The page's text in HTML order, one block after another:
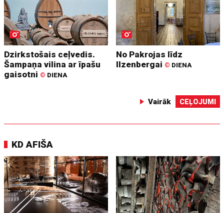
Dzirkstošais ceļvedis.
Šampaņa vilina ar īpašu
gaisotni © DIENA
No Pakrojas līdz
Ilzenbergai © DIENA
Vairāk CEĻOJUMI
KD AFIŠA